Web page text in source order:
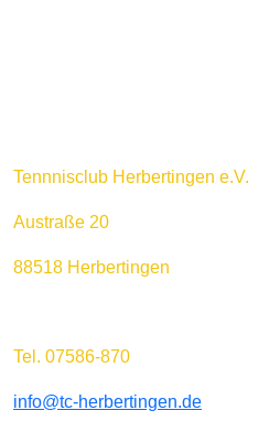
Tennnisclub Herbertingen e.V.
Austraße 20
88518 Herbertingen
Tel. 07586-870
info@tc-herbertingen.de